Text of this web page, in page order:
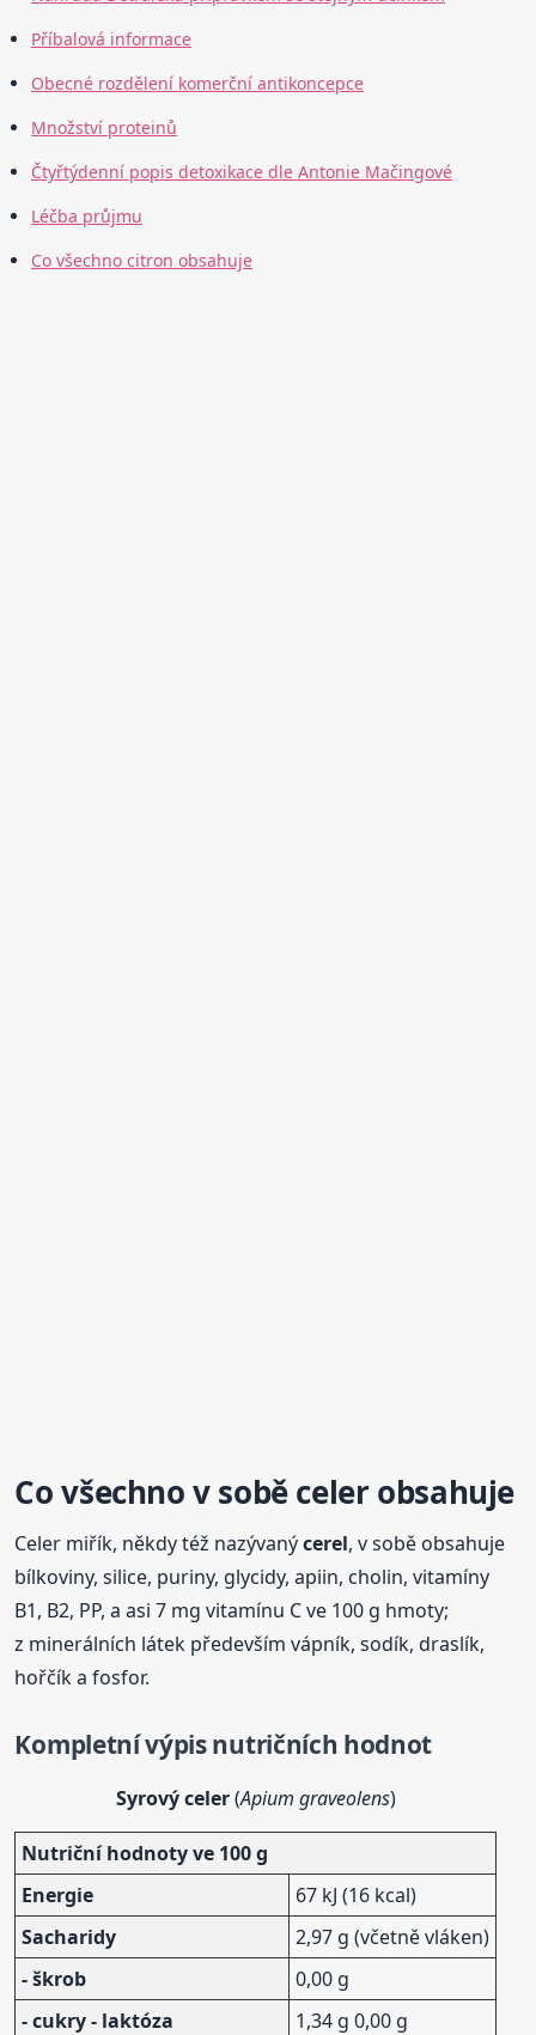
Příbalová informace
Obecné rozdělení komerční antikoncepce
Množství proteinů
Čtyřtýdenní popis detoxikace dle Antonie Mačingové
Léčba průjmu
Co všechno citron obsahuje
Co všechno v sobě celer obsahuje
Celer miřík, někdy též nazývanýcerel, v sobě obsahuje
bílkoviny, silice, puriny, glycidy, apiin, cholin, vitamíny
B1, B2, PP, a asi 7 mg vitamínu C ve 100 g hmoty;
z minerálních látek především vápník, sodík, draslík,
hořčík a fosfor.
Kompletní výpis nutričních hodnot
Syrový celer(Apium graveolens)
Nutriční hodnoty ve 100 g
Energie
67 kJ (16 kcal)
Sacharidy
2,97 g (včetně vláken)
- škrob
0,00 g
- cukry - laktóza
1,34 g 0,00 g